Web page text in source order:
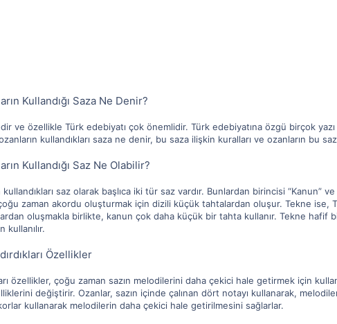
Kullandığı Saza Ne Denir?
ve özellikle Türk edebiyatı çok önemlidir. Türk edebiyatına özgü birçok yazı
kullandıkları saza ne denir, bu saza ilişkin kuralları ve ozanların bu
Kullandığı Saz Ne Olabilir?
saz olarak başlıca iki tür saz vardır. Bunlardan birincisi “Kanun”
zaman akordu oluşturmak için dizili küçük tahtalardan oluşur. Tekne ise,
oluşmakla birlikte, kanun çok daha küçük bir tahta kullanır. Tekne hafif
kullanılır.
Özellikler
özellikler, çoğu zaman sazın melodilerini daha çekici hale getirmek için
değiştirir. Ozanlar, sazın içinde çalınan dört notayı kullanarak,
kullanarak melodilerin daha çekici hale getirilmesini sağlarlar.